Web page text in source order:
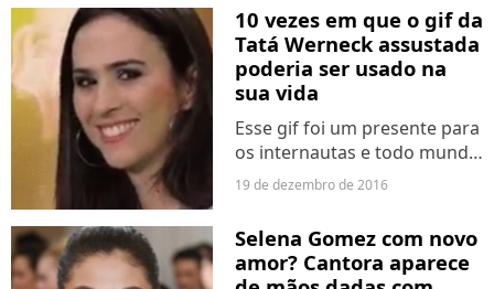
10 vezes em que o gif da
Tatá Werneck assustada
poderia ser usado na
sua vida
Esse gif foi um presente para
os internautas e todo mundo
já se imaginou fazendo a
19 de dezembro de 2016
Selena Gomez com novo
amor? Cantora aparece